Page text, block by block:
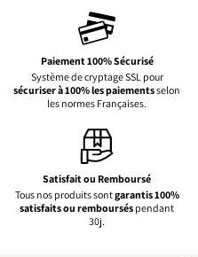
Paiement 100% Sécurisé
Système de cryptage SSL pour
sécuriser à 100% les paiementsselon
les normes Françaises.
Satisfait ou Remboursé
Tous nos produits sontgarantis 100%
satisfaits ou remboursés pendant
30j.